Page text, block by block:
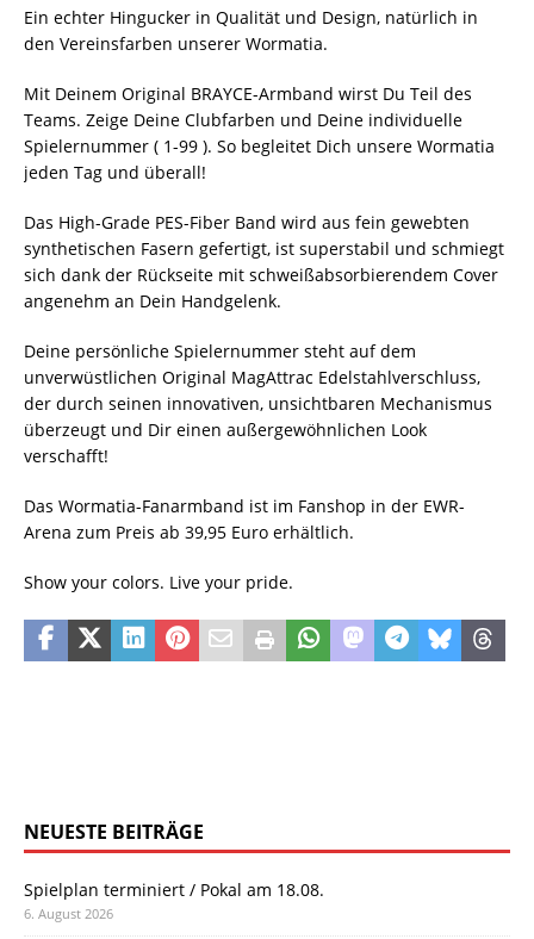
Ein echter Hingucker in Qualität und Design, natürlich in
den Vereinsfarben unserer Wormatia.
Mit Deinem Original BRAYCE-Armband wirst Du Teil des
Teams. Zeige Deine Clubfarben und Deine individuelle
Spielernummer ( 1-99 ). So begleitet Dich unsere Wormatia
jeden Tag und überall!
Das High-Grade PES-Fiber Band wird aus fein gewebten
synthetischen Fasern gefertigt, ist superstabil und schmiegt
sich dank der Rückseite mit schweißabsorbierendem Cover
angenehm an Dein Handgelenk.
Deine persönliche Spielernummer steht auf dem
unverwüstlichen Original MagAttrac Edelstahlverschluss,
der durch seinen innovativen, unsichtbaren Mechanismus
überzeugt und Dir einen außergewöhnlichen Look
verschafft!
Das Wormatia-Fanarmband ist im Fanshop in der EWR-
Arena zum Preis ab 39,95 Euro erhältlich.
Show your colors. Live your pride.
NEUESTE BEITRÄGE
Spielplan terminiert / Pokal am 18.08.
6. August 2026